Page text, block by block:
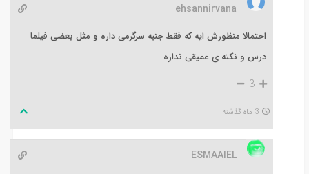
ehsannirvana
احتمالا منظورش ایه که فقط جنبه سرگرمی داره و مثل بعضی فیلما
درس و نکته ی عمیقی نداره
3
3 ماه گذشته
ESMAAIEL